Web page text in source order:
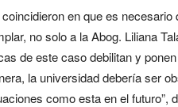
en que es necesario
no solo a la Abog. Liliana
de este caso debilitan y
la universidad debería ser
como esta en el futuro”,